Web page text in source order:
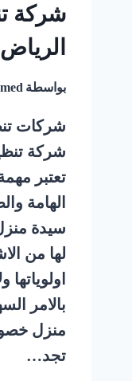
شركة
الرياض |
بواسطة
شركات
شركة
تعتبر
الهامة
سيدة
لها من
بالامر
منزل
تجد…